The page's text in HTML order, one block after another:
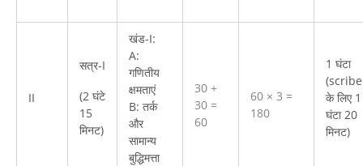
II
सत्र-I
(2 घंटे
15
मिनट)
खंड-I:
A:
गणितीय
क्षमताएं
B: तर्क
और
सामान्य
बुद्धिमत्ता
30 +
30 =
60
60 × 3 =
180
1 घंटा
(scribe
के लिए 1
घंटा 20
मिनट)